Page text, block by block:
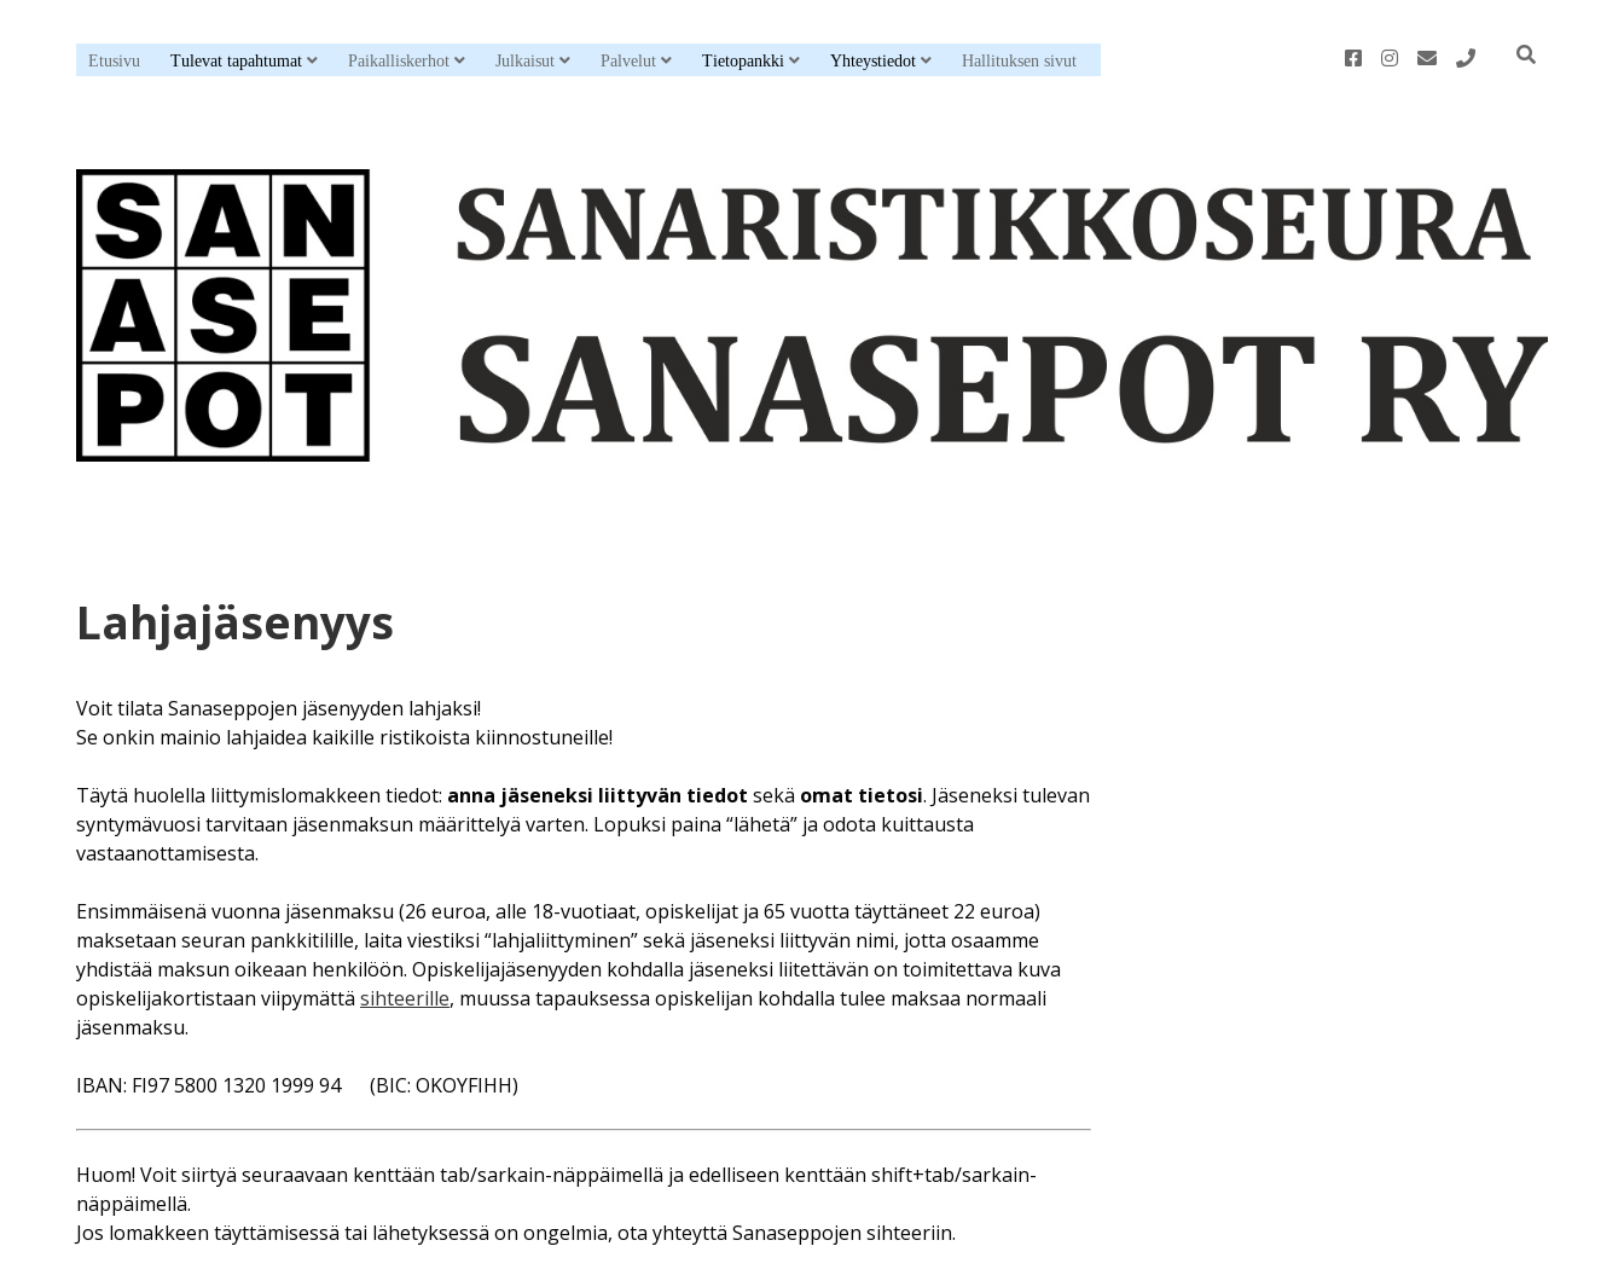
Etusivu Tulevat tapahtumat open dropdown menu
Paikalliskerhot open dropdown menu
Julkaisut open dropdown menu
Palvelut open dropdown menu
Tietopankki open dropdown menu
Yhteystiedot open dropdown menu
Hallituksen sivut facebookinstagram
emailphone
Sanaristikkoseura
Sanasepot
ry
Lahjajäsenyys
Voit tilata Sanaseppojen jäsenyyden lahjaksi!
Se onkin mainio lahjaidea kaikille ristikoista kiinnostuneille!
Täytä huolella liittymislomakkeen tiedot: anna jäseneksi liittyvän tiedot sekä omat tietosi. Jäseneksi tulevan
syntymävuosi tarvitaan jäsenmaksun määrittelyä varten. Lopuksi paina “lähetä” ja odota kuittausta
vastaanottamisesta.
Ensimmäisenä vuonna jäsenmaksu (26 euroa, alle 18-vuotiaat, opiskelijat ja 65 vuotta täyttäneet 22 euroa)
maksetaan seuran pankkitilille, laita viestiksi “lahjaliittyminen” sekä jäseneksi liittyvän nimi, jotta osaamme
yhdistää maksun oikeaan henkilöön. Opiskelijajäsenyyden kohdalla jäseneksi liitettävän on toimitettava kuva
opiskelijakortistaan viipymättä sihteerille, muussa tapauksessa opiskelijan kohdalla tulee maksaa normaali
jäsenmaksu.
IBAN: FI97 5800 1320 1999 94 (BIC: OKOYFIHH)
Huom! Voit siirtyä seuraavaan kenttään tab/sarkain-näppäimellä ja edelliseen kenttään shift+tab/sarkain-
näppäimellä.
Jos lomakkeen täyttämisessä tai lähetyksessä on ongelmia, ota yhteyttä Sanaseppojen sihteeriin.